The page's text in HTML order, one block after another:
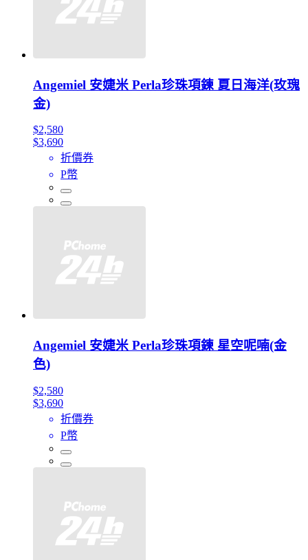
Angemiel 安婕米 Perla珍珠項鍊 夏日海洋(玫瑰
金)
$2,580
$3,690
折價券
P幣
Angemiel 安婕米 Perla珍珠項鍊 星空呢喃(金
色)
$2,580
$3,690
折價券
P幣